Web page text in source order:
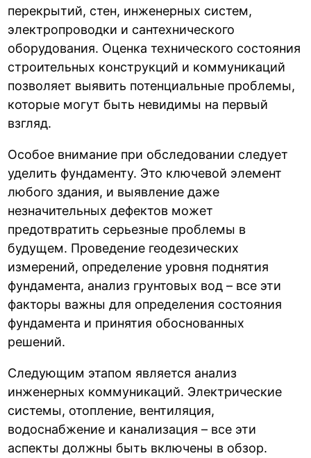
перекрытий, стен, инженерных систем,
электропроводки и сантехнического
оборудования. Оценка технического состояния
строительных конструкций и коммуникаций
позволяет выявить потенциальные проблемы,
которые могут быть невидимы на первый
взгляд.
Особое внимание при обследовании следует
уделить фундаменту. Это ключевой элемент
любого здания, и выявление даже
незначительных дефектов может
предотвратить серьезные проблемы в
будущем. Проведение геодезических
измерений, определение уровня поднятия
фундамента, анализ грунтовых вод – все эти
факторы важны для определения состояния
фундамента и принятия обоснованных
решений.
Следующим этапом является анализ
инженерных коммуникаций. Электрические
системы, отопление, вентиляция,
водоснабжение и канализация – все эти
аспекты должны быть включены в обзор.